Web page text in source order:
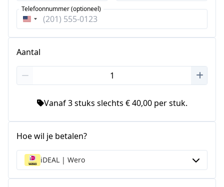
Verenigde
Telefoonnummer (optioneel)
Aantal
Vanaf 3 stuks slechts € 40,00 per stuk.
Hoe wil je betalen?
iDEAL | Wero